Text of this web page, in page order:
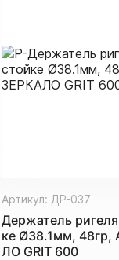
Артикул: ДР-037
Держатель
ке Ø38.1мм, 48гр,
ЛО GRIT 600